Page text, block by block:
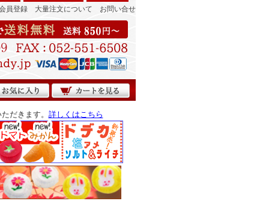
員登録 大量注文について お問い合せ
だきます。 詳しくはこちら